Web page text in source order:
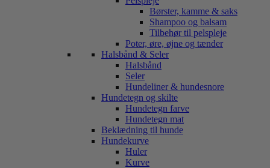
Børster, kamme & saks
Shampoo og balsam
Tilbehør til pelspleje
Poter, øre, øjne og tænder
Halsbånd & Seler
Halsbånd
Seler
Hundeliner & hundesnore
Hundetegn og skilte
Hundetegn farve
Hundetegn mat
Beklædning til hunde
Hundekurve
Huler
Kurve